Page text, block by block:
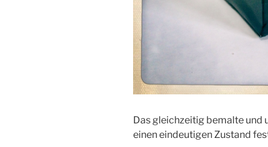
Das gleichzeitig bemalte und
einen eindeutigen Zustand